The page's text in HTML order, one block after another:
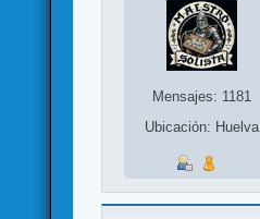
Mensajes: 1181
Ubicación: Huelva